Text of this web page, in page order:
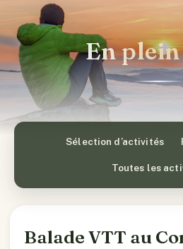
En
Sélection d’activités
Toutes les
Balade VTT au